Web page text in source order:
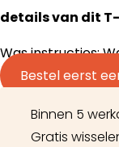
details van dit
Was instructies:
Bestel eerst
Binnen 5
Gratis